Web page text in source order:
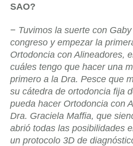
SAO?
– Tuvimos la suerte con
congreso y empezar la
Ortodoncia con Alineadores,
cuáles tengo que hacer una
primero a la Dra. Pesce que
su cátedra de ortodoncia fija
pueda hacer Ortodoncia con
Dra. Graciela Maffia, que
abrió todas las posibilidades
un protocolo 3D de